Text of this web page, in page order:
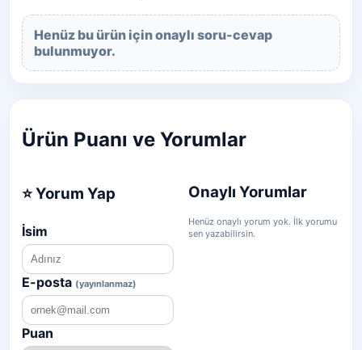
Henüz bu ürün için onaylı soru-cevap
bulunmuyor.
Ürün Puanı ve Yorumlar
⭐ Yorum Yap
İsim
E-posta (yayınlanmaz)
Puan
Onaylı Yorumlar
Henüz onaylı yorum yok. İlk yorumu
sen yazabilirsin.